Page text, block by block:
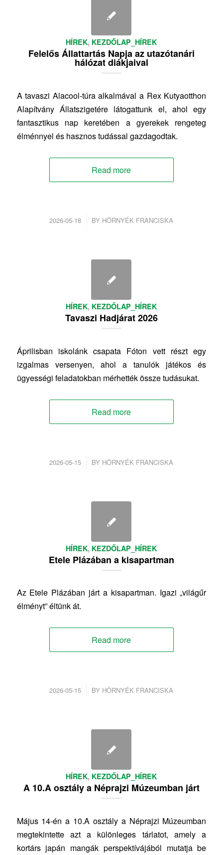
HÍREK, KEZDŐLAP_HÍREK
Felelős Állattartás Napja az utazótanári
hálózat diákjaival
A tavaszi Alacool-túra alkalmával a Rex Kutyaotthon
Alapítvány Állatszigetére látogattunk el, ahol egy
fantasztikus nap keretében a gyerekek rengeteg
élménnyel és hasznos tudással gazdagodtak.
Read more
2026-05-18
/ BY HÖRNYÉK FRANCISKA
HÍREK, KEZDŐLAP_HÍREK
Tavaszi Hadjárat 2026
Áprilisban iskolánk csapata Fóton vett részt egy
izgalmas versenyen, ahol a tanulók játékos és
ügyességi feladatokban mérhették össze tudásukat.
Read more
2026-05-15
/ BY HÖRNYÉK FRANCISKA
HÍREK, KEZDŐLAP_HÍREK
Etele Plázában a kisapartman
Az Etele Plázában járt a kisapartman. Igazi „világűr
élményt” éltünk át.
Read more
2026-05-15
/ BY HÖRNYÉK FRANCISKA
HÍREK, KEZDŐLAP_HÍREK
A 10.A osztály a Néprajzi Múzeumban járt
Május 14-én a 10.A osztály a Néprajzi Múzeumban
megtekintette azt a különleges tárlatot, amely a
kortárs japán mangák perspektívájából mutatja be